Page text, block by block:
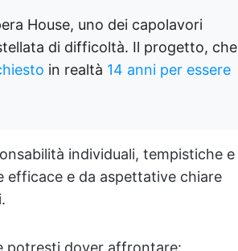
House, uno dei capolavori
di difficoltà. Il progetto, che
in realtà 14 anni per essere
individuali, tempistiche e
efficace e da aspettative chiare
potresti dover affrontare: